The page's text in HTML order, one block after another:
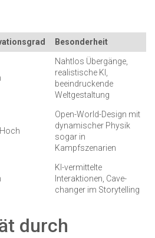
Besonderheit
Nahtlos Übergänge,
realistische KI,
beeindruckende
Weltgestaltung
Open-World-Design mit
dynamischer Physik
sogar in
Kampfszenarien
KI-vermittelte
Interaktionen, Cave-
changer im Storytelling
durch